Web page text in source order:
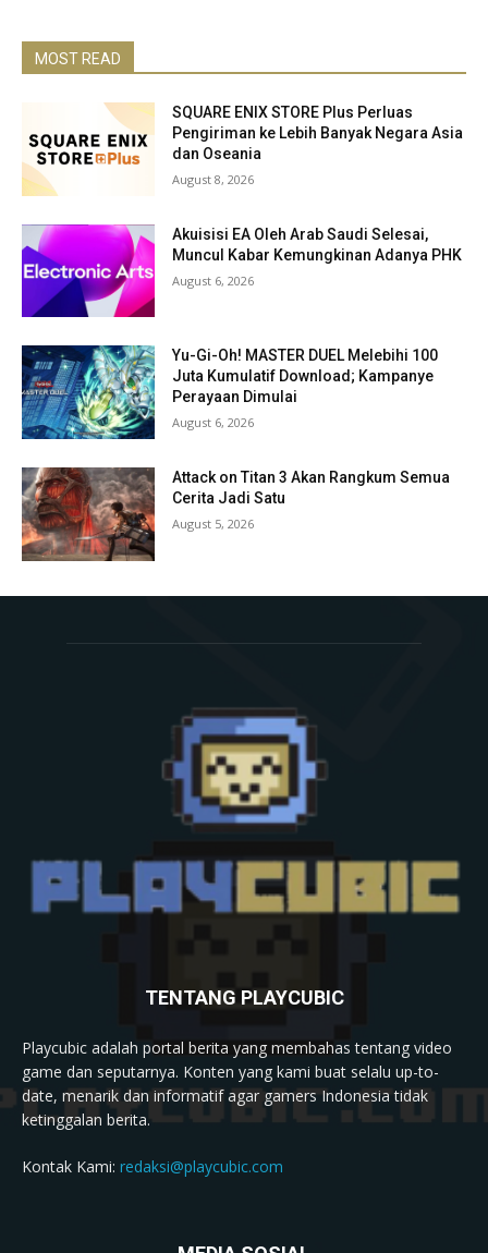
MOST READ
SQUARE ENIX STORE Plus Perluas
Pengiriman ke Lebih Banyak Negara Asia
dan Oseania
August 8, 2026
Akuisisi EA Oleh Arab Saudi Selesai,
Muncul Kabar Kemungkinan Adanya PHK
August 6, 2026
Yu-Gi-Oh! MASTER DUEL Melebihi 100
Juta Kumulatif Download; Kampanye
Perayaan Dimulai
August 6, 2026
Attack on Titan 3 Akan Rangkum Semua
Cerita Jadi Satu
August 5, 2026
TENTANG PLAYCUBIC
Playcubic adalah portal berita yang membahas tentang video
game dan seputarnya. Konten yang kami buat selalu up-to-
date, menarik dan informatif agar gamers Indonesia tidak
ketinggalan berita.
Kontak Kami: redaksi@playcubic.com